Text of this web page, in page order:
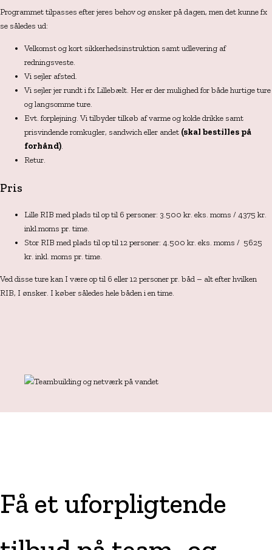
Programmet tilpasses efter jeres behov og ønsker på dagen, men det kunne fx
se således ud:
Velkomst og kort sikkerhedsinstruktion samt udlevering af
redningsveste.
Vi sejler afsted.
Vi sejler jer rundt i fx Lillebælt. Her er der mulighed for både hurtige ture
og langsomme ture.
Evt. forplejning. Vi tilbyder tilkøb af varme og kolde drikke samt
prisvindende romkugler, sandwich eller andet (skal bestilles på
forhånd).
Retur.
Pris
Lille RIB med plads til op til 6 personer: 3.500 kr. eks. moms / 4375 kr.
inkl.moms pr. time.
Stor RIB med plads til op til 12 personer: 4.500 kr. eks. moms / 5625
kr. inkl. moms pr. time.
Ved disse ture kan I være op til 6 eller 12 personer pr. båd – alt efter hvilken
RIB, I ønsker. I køber således hele båden i en time.
Få et uforpligtende